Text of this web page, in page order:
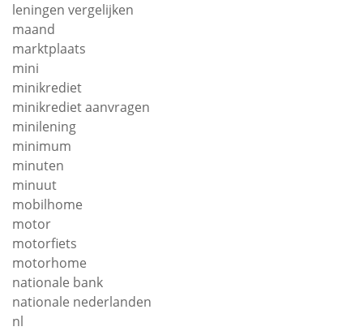
leningen vergelijken
maand
marktplaats
mini
minikrediet
minikrediet aanvragen
minilening
minimum
minuten
minuut
mobilhome
motor
motorfiets
motorhome
nationale bank
nationale nederlanden
nl